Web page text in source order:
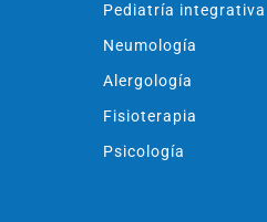
Pediatría integrativa
Neumología
Alergología
Fisioterapia
Psicología